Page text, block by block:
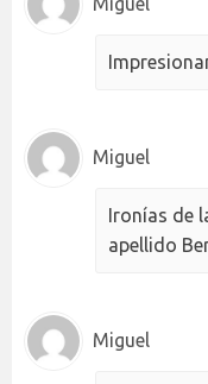
Miguel
Ironías de
apellido
Miguel